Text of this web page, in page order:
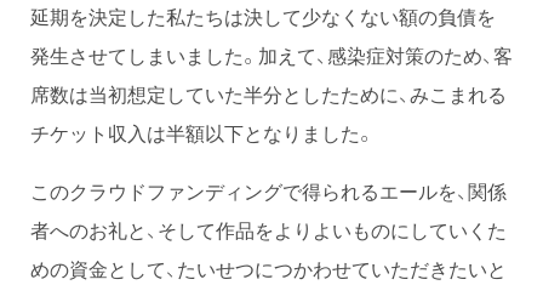
延期を決定した私たちは決して少なくない額の負債を
発生させてしまいました。加えて、感染症対策のため、客
席数は当初想定していた半分としたために、みこまれる
チケット収入は半額以下となりました。
このクラウドファンディングで得られるエールを、関係
者へのお礼と、そして作品をよりよいものにしていくた
めの資金として、たいせつにつかわせていただきたいと